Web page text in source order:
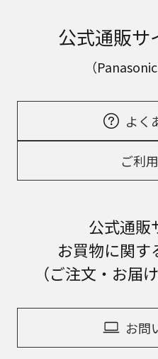
公式通販サ
（
よく
ご利
公式通販
お買物に関す
（ご注文・お届
お問